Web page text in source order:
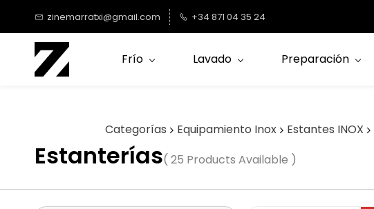
contenido
principal
zinemarratxi@gmail.com +34 871 04 35 24
Frío Lavado Preparación
Categorías Equipamiento Inox Estantes INOX
Estanterías( 25 Products Available )